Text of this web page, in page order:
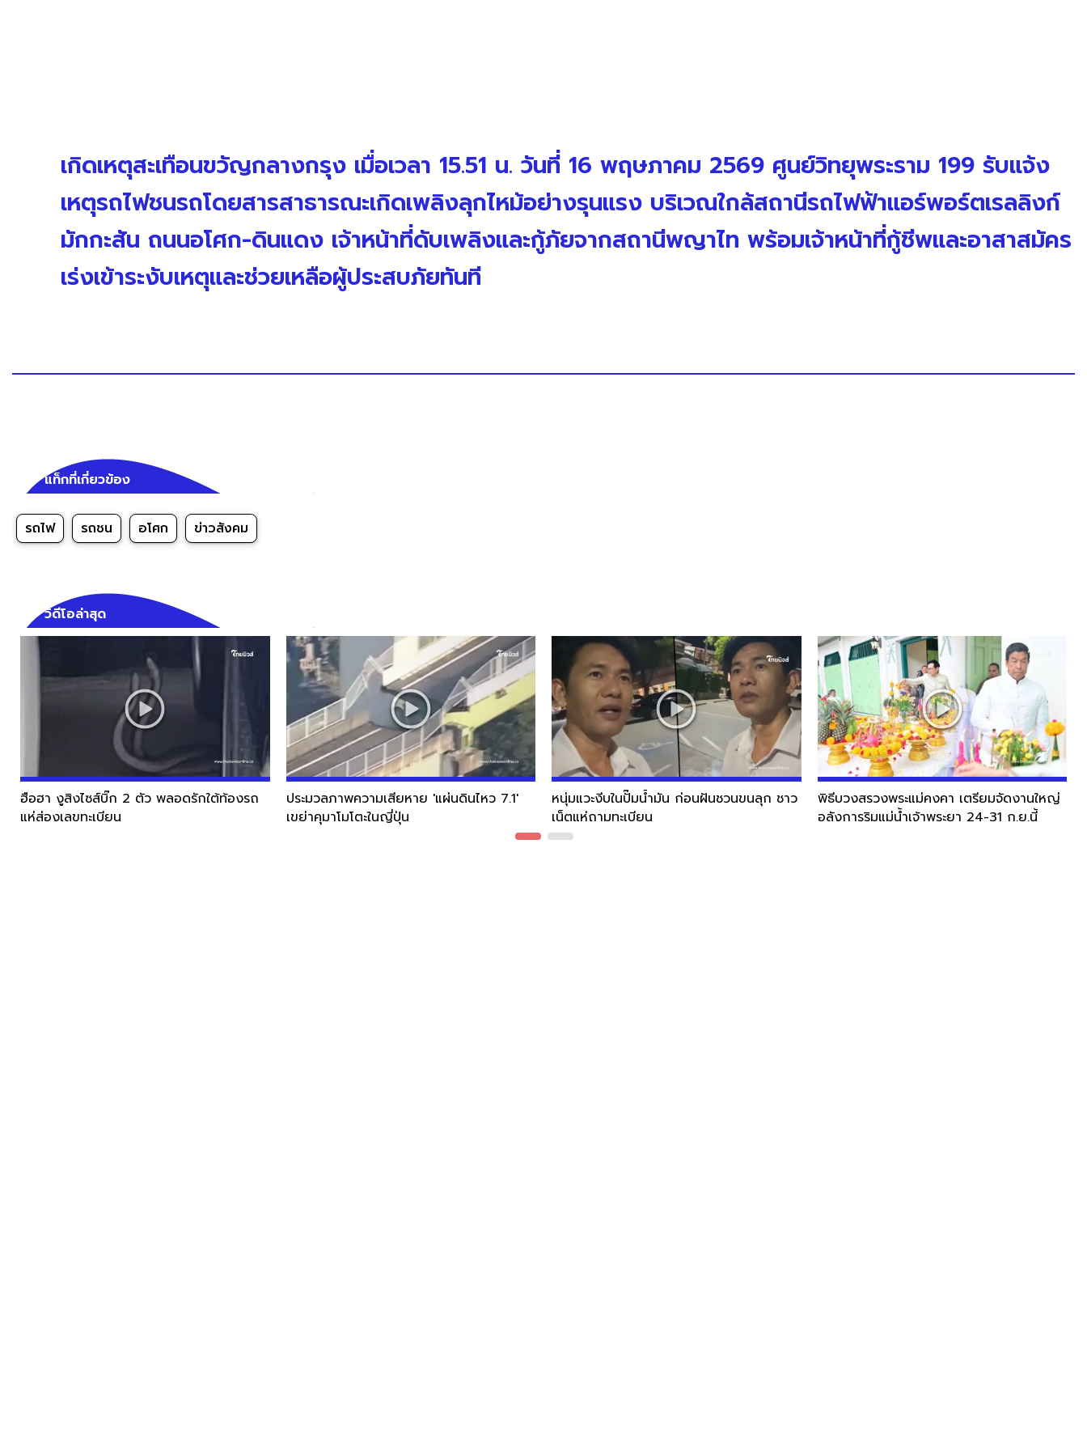
เกิดเหตุสะเทือนขวัญกลางกรุง เมื่อเวลา 15.51 น. วันที่ 16 พฤษภาคม 2569 ศูนย์วิทยุพระราม 199 รับแจ้ง
เหตุรถไฟชนรถโดยสารสาธารณะเกิดเพลิงลุกไหม้อย่างรุนแรง บริเวณใกล้สถานีรถไฟฟ้าแอร์พอร์ตเรลลิงก์
มักกะสัน ถนนอโศก-ดินแดง เจ้าหน้าที่ดับเพลิงและกู้ภัยจากสถานีพญาไท พร้อมเจ้าหน้าที่กู้ชีพและอาสาสมัคร
เร่งเข้าระงับเหตุและช่วยเหลือผู้ประสบภัยทันที
แท็กที่เกี่ยวข้อง
รถไฟ รถชน อโศก ข่าวสังคม
วิดีโอล่าสุด
ฮือฮา งูสิงไซส์บิ๊ก 2 ตัว พลอดรักใต้ท้องรถ
แห่ส่องเลขทะเบียน
ประมวลภาพความเสียหาย 'แผ่นดินไหว 7.1'
เขย่าคุมาโมโตะในญี่ปุ่น
หนุ่มแวะงีบในปั๊มน้ำมัน ก่อนฝันชวนขนลุก ชาว
เน็ตแห่ถามทะเบียน
พิธีบวงสรวงพระแม่คงคา เตรียมจัดงานใหญ่
อลังการริมแม่น้ำเจ้าพระยา 24-31 ก.ย.นี้